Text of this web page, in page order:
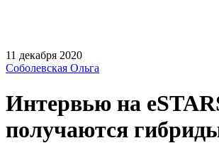
11 декабря 2020
Соболевская Ольга
Интервью на
получаются